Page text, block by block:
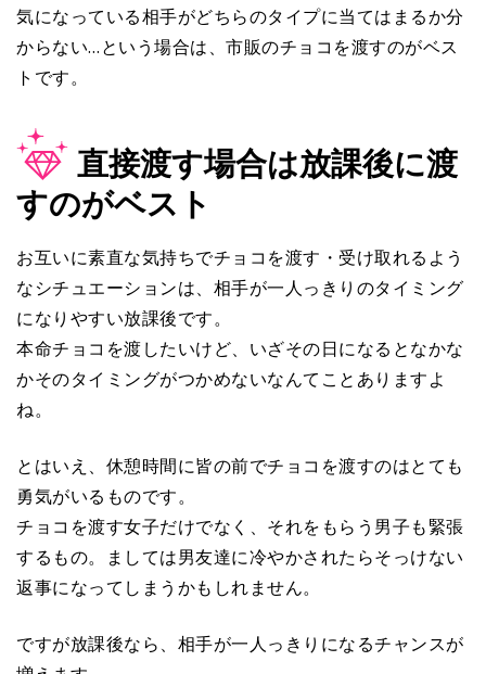
気になっている相手がどちらのタイプに当てはまるか分
からない…という場合は、市販のチョコを渡すのがベス
トです。
直接渡す場合は放課後に渡
すのがベスト
お互いに素直な気持ちでチョコを渡す・受け取れるよう
なシチュエーションは、相手が一人っきりのタイミング
になりやすい放課後です。
本命チョコを渡したいけど、いざその日になるとなかな
かそのタイミングがつかめないなんてことありますよ
ね。
とはいえ、休憩時間に皆の前でチョコを渡すのはとても
勇気がいるものです。
チョコを渡す女子だけでなく、それをもらう男子も緊張
するもの。ましては男友達に冷やかされたらそっけない
返事になってしまうかもしれません。
ですが放課後なら、相手が一人っきりになるチャンスが